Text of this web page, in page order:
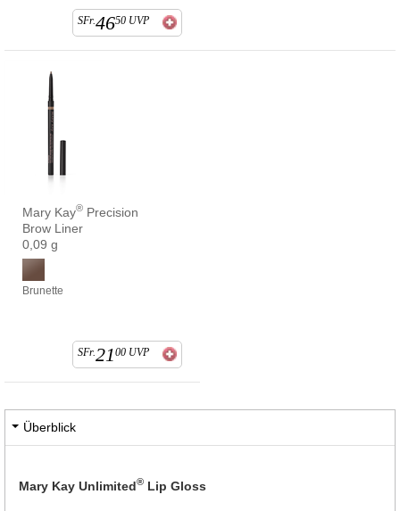
SFr.4650 UVP
Mary Kay® Precision
Brow Liner
0,09 g
Brunette
SFr.21 00 UVP
Überblick
Mary Kay Unlimited® Lip Gloss